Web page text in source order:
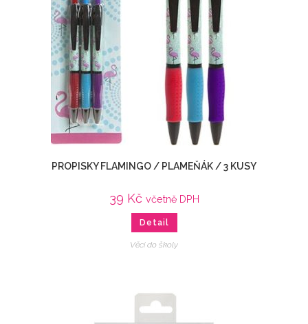
PROPISKY FLAMINGO / PLAMEŇÁK / 3 KUSY
39 Kč včetně DPH
Detail
Věci do školy